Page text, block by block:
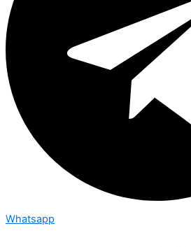
Whatsapp